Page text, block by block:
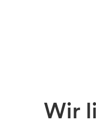
Wir